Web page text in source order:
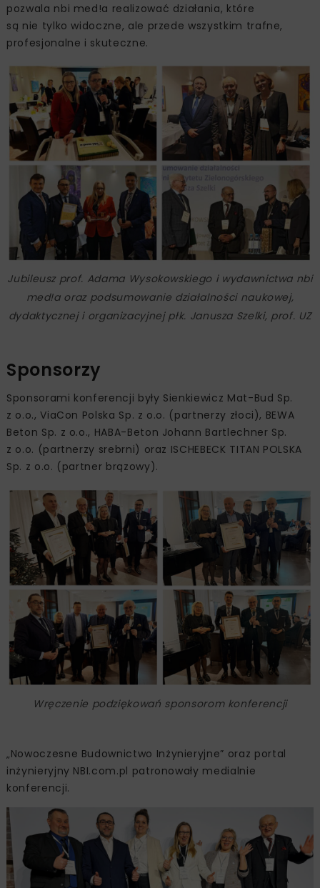
pozwala nbi med!a realizować działania, które
są nie tylko widoczne, ale przede wszystkim trafne,
profesjonalne i skuteczne.
Jubileusz prof. Adama Wysokowskiego i wydawnictwa nbi
med!a oraz podsumowanie działalności naukowej,
dydaktycznej i organizacyjnej płk. Janusza Szelki, prof. UZ
Sponsorzy
Sponsorami konferencji były Sienkiewicz Mat-Bud Sp.
z o.o., ViaCon Polska Sp. z o.o. (partnerzy złoci), BEWA
Beton Sp. z o.o., HABA-Beton Johann Bartlechner Sp.
z o.o. (partnerzy srebrni) oraz ISCHEBECK TITAN POLSKA
Sp. z o.o. (partner brązowy).
Wręczenie podziękowań sponsorom konferencji
„Nowoczesne Budownictwo Inżynieryjne” oraz portal
inżynieryjny NBI.com.pl patronowały medialnie
konferencji.